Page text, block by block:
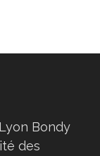
Bondy
des